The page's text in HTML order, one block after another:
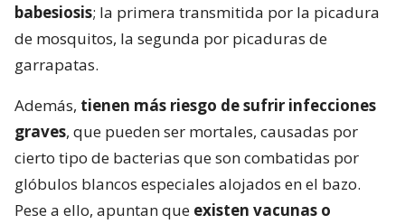
babesiosis; la primera transmitida por la picadura
de mosquitos, la segunda por picaduras de
garrapatas.
Además, tienen más riesgo de sufrir infecciones
graves, que pueden ser mortales, causadas por
cierto tipo de bacterias que son combatidas por
glóbulos blancos especiales alojados en el bazo.
Pese a ello, apuntan que existen vacunas o